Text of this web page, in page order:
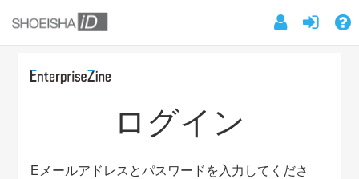
ログイン
Eメールアドレスとパスワードを入力してくださ